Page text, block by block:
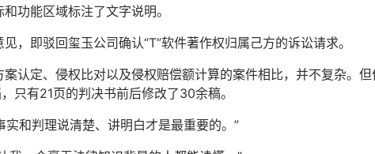
功能区域标注了文字说明。
，即驳回玺玉公司确认“T”软件著作权归属己方的诉讼请求。
认定、侵权比对以及侵权赔偿额计算的案件相比，并不复杂。
只有21页的判决书前后修改了30余稿。
和判理说清楚、讲明白才是最重要的。”